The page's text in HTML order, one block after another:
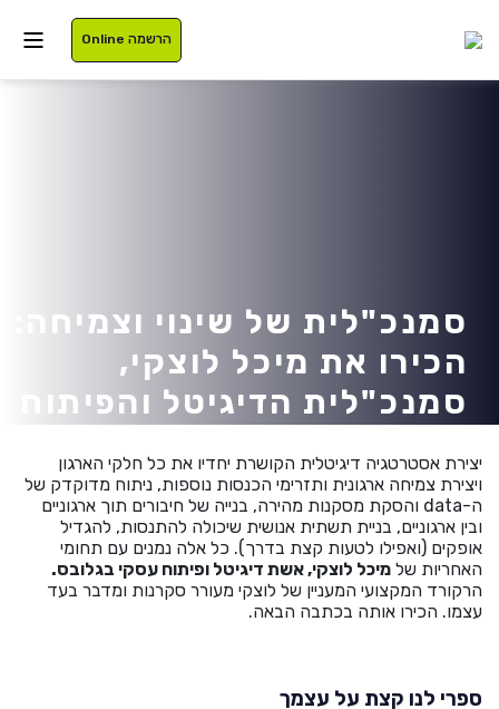
סגל
נרשמים
רישום
מלגות
International
He
English
הרשמה Online
סמנכ"לית של שינוי וצמיחה:
הכירו את מיכל לוצקי,
סמנכ"לית הדיגיטל והפיתוח
יצירת אסטרטגיה דיגיטלית הקושרת יחדיו את כל חלקי הארגון
ויצירת צמיחה ארגונית ותזרימי הכנסות נוספות, ניתוח מדוקדק של
ה-data והסקת מסקנות מהירה, בנייה של חיבורים תוך ארגוניים
ובין ארגוניים, בניית תשתית אנושית שיכולה להתנסות, להגדיל
אופקים (ואפילו לטעות קצת בדרך). כל אלה נמנים עם תחומי
האחריות של מיכל לוצקי, אשת דיגיטל ופיתוח עסקי בגלובס.
הרקורד המקצועי המעניין של לוצקי מעורר סקרנות ומדבר בעד
עצמו. הכירו אותה בכתבה הבאה.
ספרי לנו קצת על עצמך